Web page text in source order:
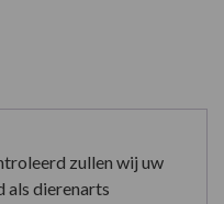
zullen wij uw
als dierenarts